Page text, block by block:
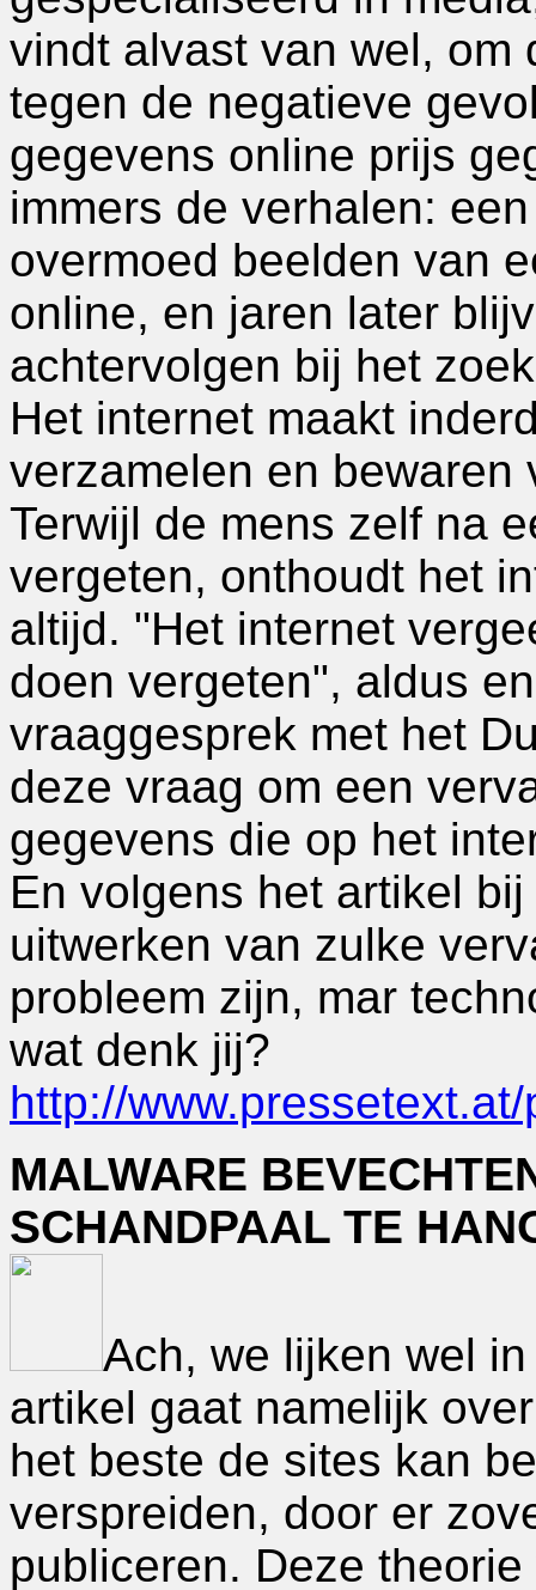
vindt alvast van wel, om
tegen de negatieve
gegevens online prijs
immers de verhalen:
overmoed beelden van
online, en jaren later
achtervolgen bij het
Het internet maakt
verzamelen en
Terwijl de mens zelf na
vergeten, onthoudt het
altijd. "Het internet
doen vergeten", aldus
vraaggesprek met het
deze vraag om een
gegevens die op het
En volgens het artikel
uitwerken van zulke
probleem zijn, mar
wat denk jij?
http://
MALWARE
SCHANDPAAL TE
Ach, we lijken wel
artikel gaat namelijk
het beste de sites kan
verspreiden, door er
publiceren. Deze